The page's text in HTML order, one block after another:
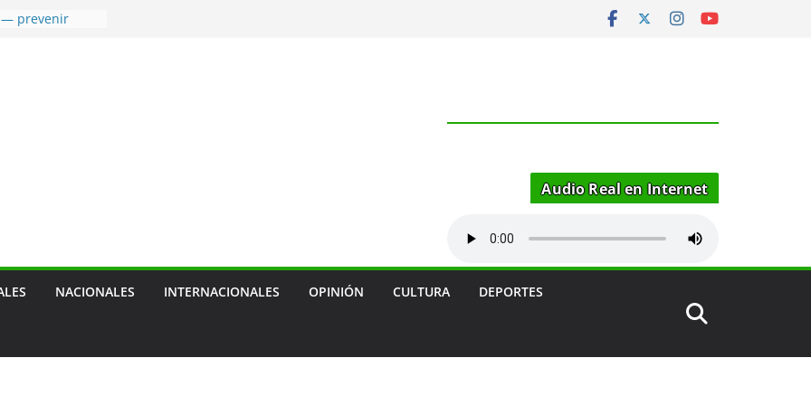
— prevenir
social
sobre
empresa
transporte
de las
terapia
cáncer de
Audio Real en Internet
NACIONALES INTERNACIONALES OPINIÓN CULTURA DEPORTES